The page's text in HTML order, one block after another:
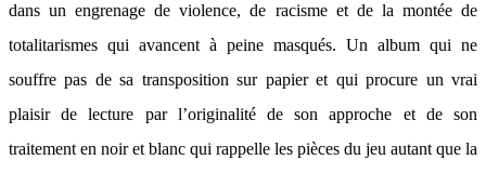
dans un engrenage de violence, de racisme et de la montée de
totalitarismes qui avancent à peine masqués. Un album qui ne
souffre pas de sa transposition sur papier et qui procure un vrai
plaisir de lecture par l’originalité de son approche et de son
traitement en noir et blanc qui rappelle les pièces du jeu autant que la